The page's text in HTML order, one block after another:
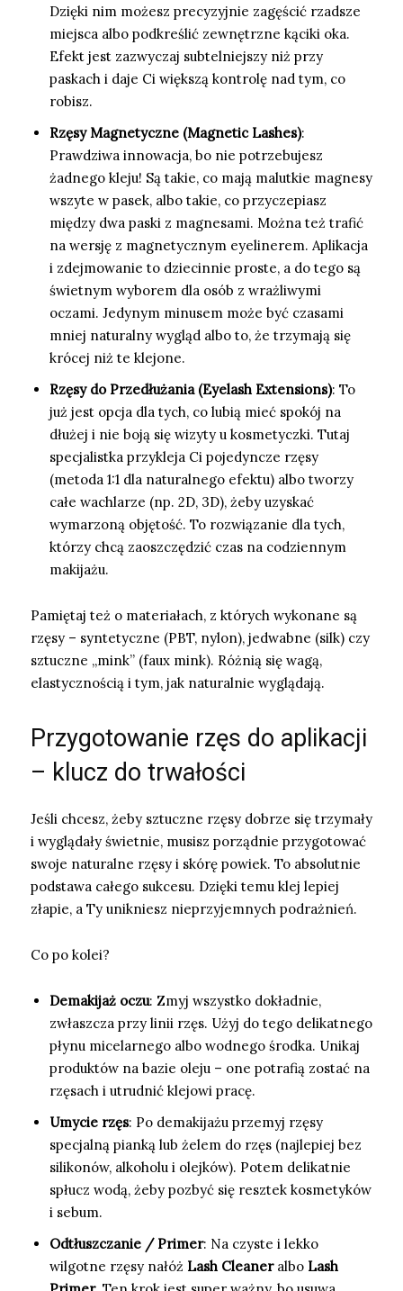
Dzięki nim możesz precyzyjnie zagęścić rzadsze
miejsca albo podkreślić zewnętrzne kąciki oka.
Efekt jest zazwyczaj subtelniejszy niż przy
paskach i daje Ci większą kontrolę nad tym, co
robisz.
Rzęsy Magnetyczne (Magnetic Lashes):
Prawdziwa innowacja, bo nie potrzebujesz
żadnego kleju! Są takie, co mają malutkie magnesy
wszyte w pasek, albo takie, co przyczepiasz
między dwa paski z magnesami. Można też trafić
na wersję z magnetycznym eyelinerem. Aplikacja
i zdejmowanie to dziecinnie proste, a do tego są
świetnym wyborem dla osób z wrażliwymi
oczami. Jedynym minusem może być czasami
mniej naturalny wygląd albo to, że trzymają się
krócej niż te klejone.
Rzęsy do Przedłużania (Eyelash Extensions): To
już jest opcja dla tych, co lubią mieć spokój na
dłużej i nie boją się wizyty u kosmetyczki. Tutaj
specjalistka przykleja Ci pojedyncze rzęsy
(metoda 1:1 dla naturalnego efektu) albo tworzy
całe wachlarze (np. 2D, 3D), żeby uzyskać
wymarzoną objętość. To rozwiązanie dla tych,
którzy chcą zaoszczędzić czas na codziennym
makijażu.
Pamiętaj też o materiałach, z których wykonane są
rzęsy – syntetyczne (PBT, nylon), jedwabne (silk) czy
sztuczne „mink” (faux mink). Różnią się wagą,
elastycznością i tym, jak naturalnie wyglądają.
Przygotowanie rzęs do aplikacji
– klucz do trwałości
Jeśli chcesz, żeby sztuczne rzęsy dobrze się trzymały
i wyglądały świetnie, musisz porządnie przygotować
swoje naturalne rzęsy i skórę powiek. To absolutnie
podstawa całego sukcesu. Dzięki temu klej lepiej
złapie, a Ty unikniesz nieprzyjemnych podrażnień.
Co po kolei?
Demakijaż oczu: Zmyj wszystko dokładnie,
zwłaszcza przy linii rzęs. Użyj do tego delikatnego
płynu micelarnego albo wodnego środka. Unikaj
produktów na bazie oleju – one potrafią zostać na
rzęsach i utrudnić klejowi pracę.
Umycie rzęs: Po demakijażu przemyj rzęsy
specjalną pianką lub żelem do rzęs (najlepiej bez
silikonów, alkoholu i olejków). Potem delikatnie
spłucz wodą, żeby pozbyć się resztek kosmetyków
i sebum.
Odtłuszczanie / Primer: Na czyste i lekko
wilgotne rzęsy nałóż Lash Cleaneralbo Lash